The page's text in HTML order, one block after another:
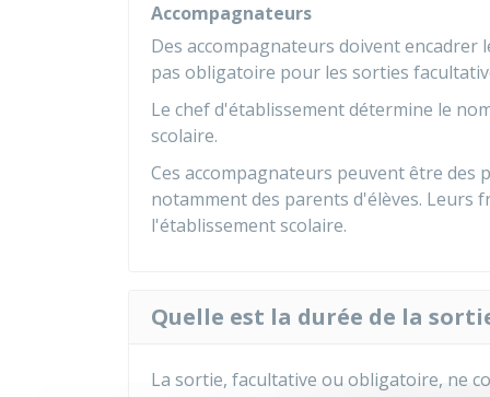
Accompagnateurs
Des accompagnateurs doivent
pas obligatoire pour les sorties
Le chef d'établissement détermine le
scolaire.
Ces accompagnateurs peuvent être des
notamment des parents d'élèves. Leurs
l'établissement scolaire.
Quelle est la durée de la
La sortie, facultative ou obligatoire, ne